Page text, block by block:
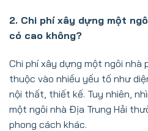
2. Chi phí xây dựng một
có cao không?
Chi phí xây dựng một ngôi nhà
thuộc vào nhiều yếu tố như
nội thất, thiết kế. Tuy nhiên,
một ngôi nhà Địa Trung Hải
phong cách khác.